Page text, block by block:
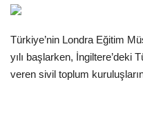
İş Platformu
Londra
Türkiye’nin Londra Eğitim
yılı başlarken, İngiltere’deki
veren sivil toplum